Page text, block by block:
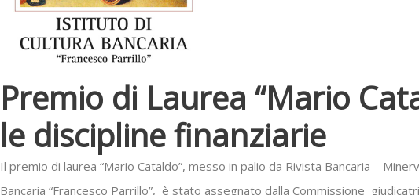
Premio di Laurea “Mario
le discipline finanziarie
Il premio di laurea “Mario Cataldo”, messo in palio da Rivista Bancaria –
Bancaria “Francesco Parrillo”, è stato assegnato dalla Commissione